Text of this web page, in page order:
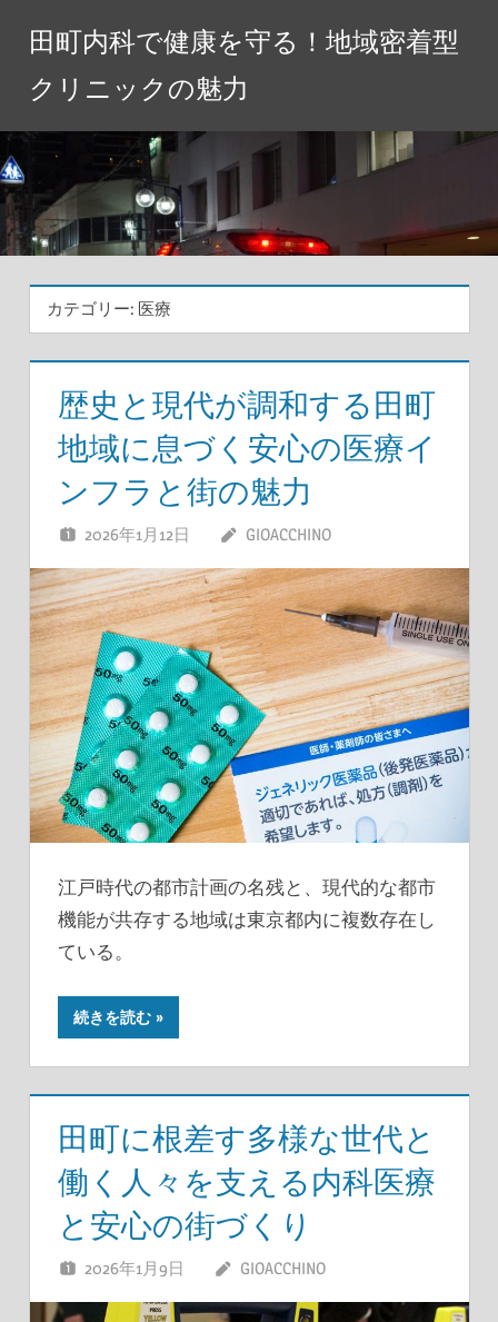
ツ
へ
ス
キ
田町内科で健康を守る！地域密着型
クリニックの魅力
カテゴリー: 医療
歴史と現代が調和する田町
地域に息づく安心の医療イ
ンフラと街の魅力
2026年1月12日 GIOACCHINO
江戸時代の都市計画の名残と、現代的な都市
機能が共存する地域は東京都内に複数存在し
ている。
続きを読む
田町に根差す多様な世代と
働く人々を支える内科医療
と安心の街づくり
2026年1月9日 GIOACCHINO